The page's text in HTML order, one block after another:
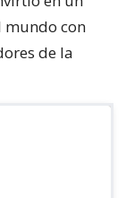
mundo con
de la